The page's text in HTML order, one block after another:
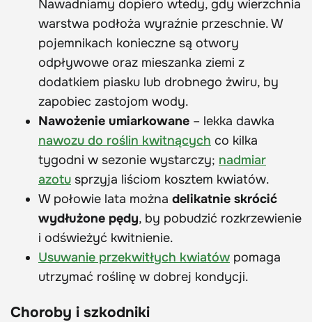
Nawadniamy dopiero wtedy, gdy wierzchnia
warstwa podłoża wyraźnie przeschnie. W
pojemnikach konieczne są otwory
odpływowe oraz mieszanka ziemi z
dodatkiem piasku lub drobnego żwiru, by
zapobiec zastojom wody.
Nawożenie umiarkowane – lekka dawka
nawozu do roślin kwitnących co kilka
tygodni w sezonie wystarczy; nadmiar
azotu sprzyja liściom kosztem kwiatów.
W połowie lata można delikatnie skrócić
wydłużone pędy, by pobudzić rozkrzewienie
i odświeżyć kwitnienie.
Usuwanie przekwitłych kwiatów pomaga
utrzymać roślinę w dobrej kondycji.
Choroby i szkodniki